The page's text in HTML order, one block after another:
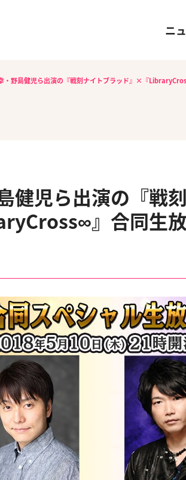
ニ
・野島健児ら出演の『戦刻ナイトブラッド』×『
健児ら出演の『戦
』合同生